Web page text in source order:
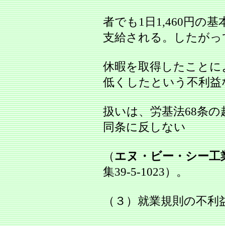
者でも1日1,460円の基
支給される。したがっ
休暇を取得したこと
低くしたという不利益
扱いは、労基法68条
同条に反しない
（エヌ・ビー・シー工
集39-5-1023）。
（３）就業規則の不利